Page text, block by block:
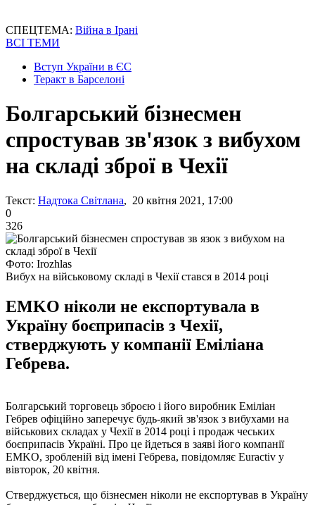
СПЕЦТЕМА: Війна в Ірані
ВСІ ТЕМИ
Вступ України в ЄС
Теракт в Барселоні
Болгарський бізнесмен
спростував зв'язок з вибухом
на складі зброї в Чехії
Текст: Надтока Світлана, 20 квітня 2021, 17:00
0
326
Фото: Irozhlas
Вибух на військовому складі в Чехії стався в 2014 році
EMKO ніколи не експортувала в
Україну боєприпасів з Чехії,
стверджують у компанії Еміліана
Гебрева.
Болгарський торговець зброєю і його виробник Еміліан
Гебрев офіційно заперечує будь-який зв'язок з вибухами на
військових складах у Чехії в 2014 році і продаж чеських
боєприпасів Україні. Про це йдеться в заяві його компанії
EMKO, зробленій від імені Гебрева, повідомляє Euractiv у
вівторок, 20 квітня.
Стверджується, що бізнесмен ніколи не експортував в Україну